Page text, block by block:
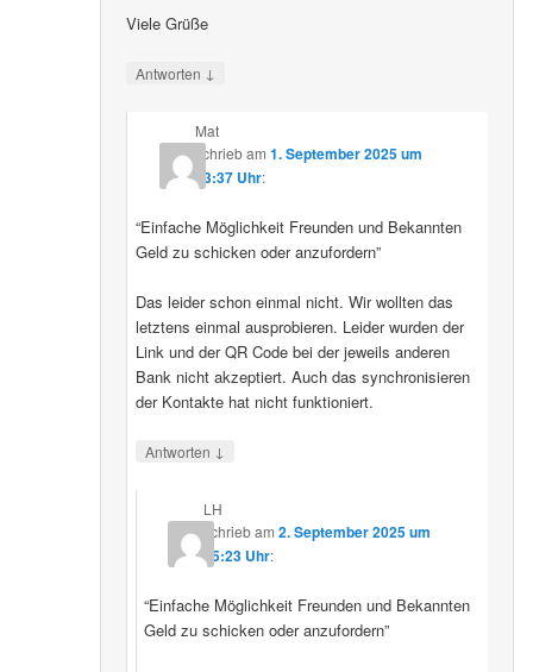
Viele Grüße
Antworten ↓
Mat
schriebam 1. September 2025 um
23:37 Uhr:
“Einfache Möglichkeit Freunden und Bekannten
Geld zu schicken oder anzufordern”
Das leider schon einmal nicht. Wir wollten das
letztens einmal ausprobieren. Leider wurden der
Link und der QR Code bei der jeweils anderen
Bank nicht akzeptiert. Auch das synchronisieren
der Kontakte hat nicht funktioniert.
Antworten ↓
LH
schriebam2. September 2025 um
15:23 Uhr:
“Einfache Möglichkeit Freunden und Bekannten
Geld zu schicken oder anzufordern”